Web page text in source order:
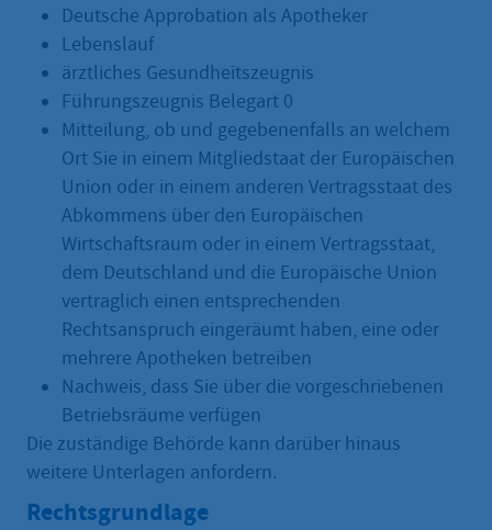
Deutsche Approbation als Apotheker
Lebenslauf
ärztliches Gesundheitszeugnis
Führungszeugnis Belegart 0
Mitteilung, ob und gegebenenfalls an welchem
Ort Sie in einem Mitgliedstaat der Europäischen
Union oder in einem anderen Vertragsstaat des
Abkommens über den Europäischen
Wirtschaftsraum oder in einem Vertragsstaat,
dem Deutschland und die Europäische Union
vertraglich einen entsprechenden
Rechtsanspruch eingeräumt haben, eine oder
mehrere Apotheken betreiben
Nachweis, dass Sie über die vorgeschriebenen
Betriebsräume verfügen
Die zuständige Behörde kann darüber hinaus
weitere Unterlagen anfordern.
Rechtsgrundlage